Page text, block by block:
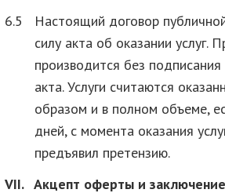
6.5
Настоящий договор
силу акта об оказании услуг.
производится без
акта. Услуги считаются
образом и в полном объеме,
дней, с момента оказания
предъявил претензию.
VII. Акцепт оферты и